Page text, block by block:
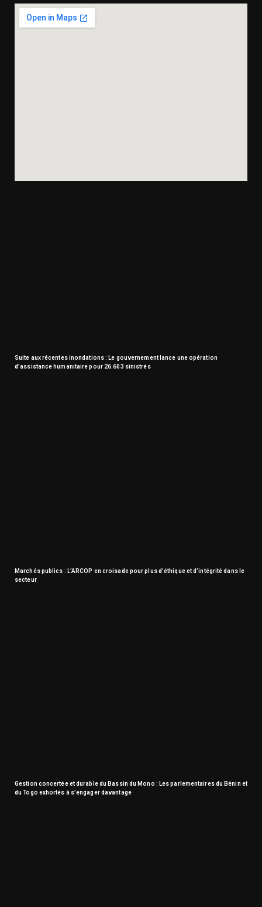
Suite aux récentes inondations : Le gouvernement lance une opération
d’assistance humanitaire pour 26.603 sinistrés
Marchés publics : L’ARCOP en croisade pour plus d’éthique et d’intégrité dans le
secteur
Gestion concertée et durable du Bassin du Mono : Les parlementaires du Bénin et
du Togo exhortés à s’engager davantage